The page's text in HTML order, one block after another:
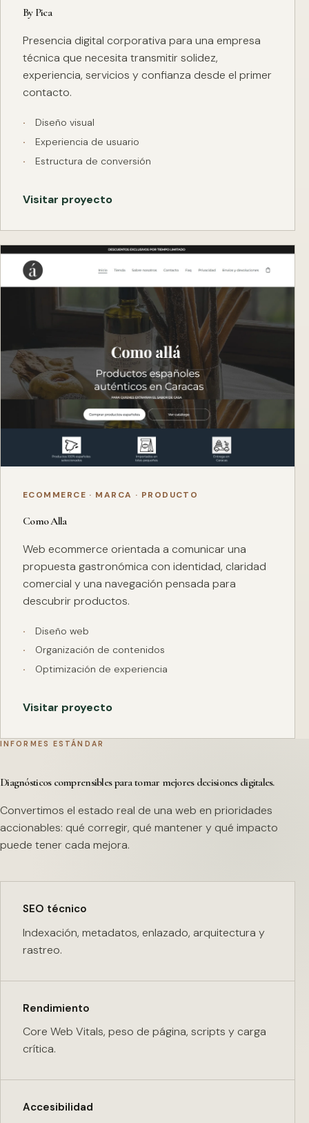
By Pica
Presencia digital corporativa para una empresa
técnica que necesita transmitir solidez,
experiencia, servicios y confianza desde el primer
contacto.
Diseño visual
Experiencia de usuario
Estructura de conversión
Visitar proyecto
ECOMMERCE · MARCA · PRODUCTO
Como Alla
Web ecommerce orientada a comunicar una
propuesta gastronómica con identidad, claridad
comercial y una navegación pensada para
descubrir productos.
Diseño web
Organización de contenidos
Optimización de experiencia
Visitar proyecto
INFORMES ESTÁNDAR
Diagnósticos comprensibles para tomar mejores decisiones digitales.
Convertimos el estado real de una web en prioridades
accionables: qué corregir, qué mantener y qué impacto
puede tener cada mejora.
SEO técnico
Indexación, metadatos, enlazado, arquitectura y
rastreo.
Rendimiento
Core Web Vitals, peso de página, scripts y carga
crítica.
Accesibilidad